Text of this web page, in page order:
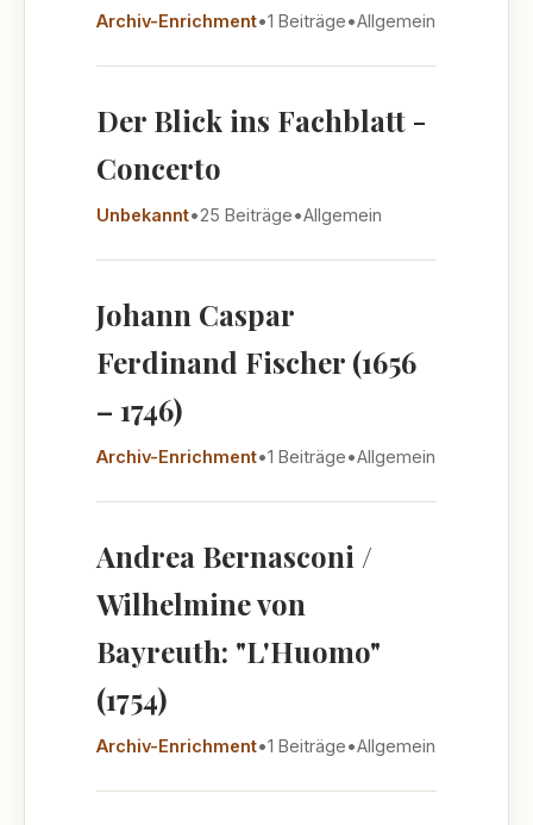
Archiv-Enrichment•1 Beiträge•Allgemein
Der Blick ins Fachblatt -
Concerto
Unbekannt•25 Beiträge•Allgemein
Johann Caspar
Ferdinand Fischer (1656
– 1746)
Archiv-Enrichment•1 Beiträge•Allgemein
Andrea Bernasconi /
Wilhelmine von
Bayreuth: "L'Huomo"
(1754)
Archiv-Enrichment•1 Beiträge•Allgemein